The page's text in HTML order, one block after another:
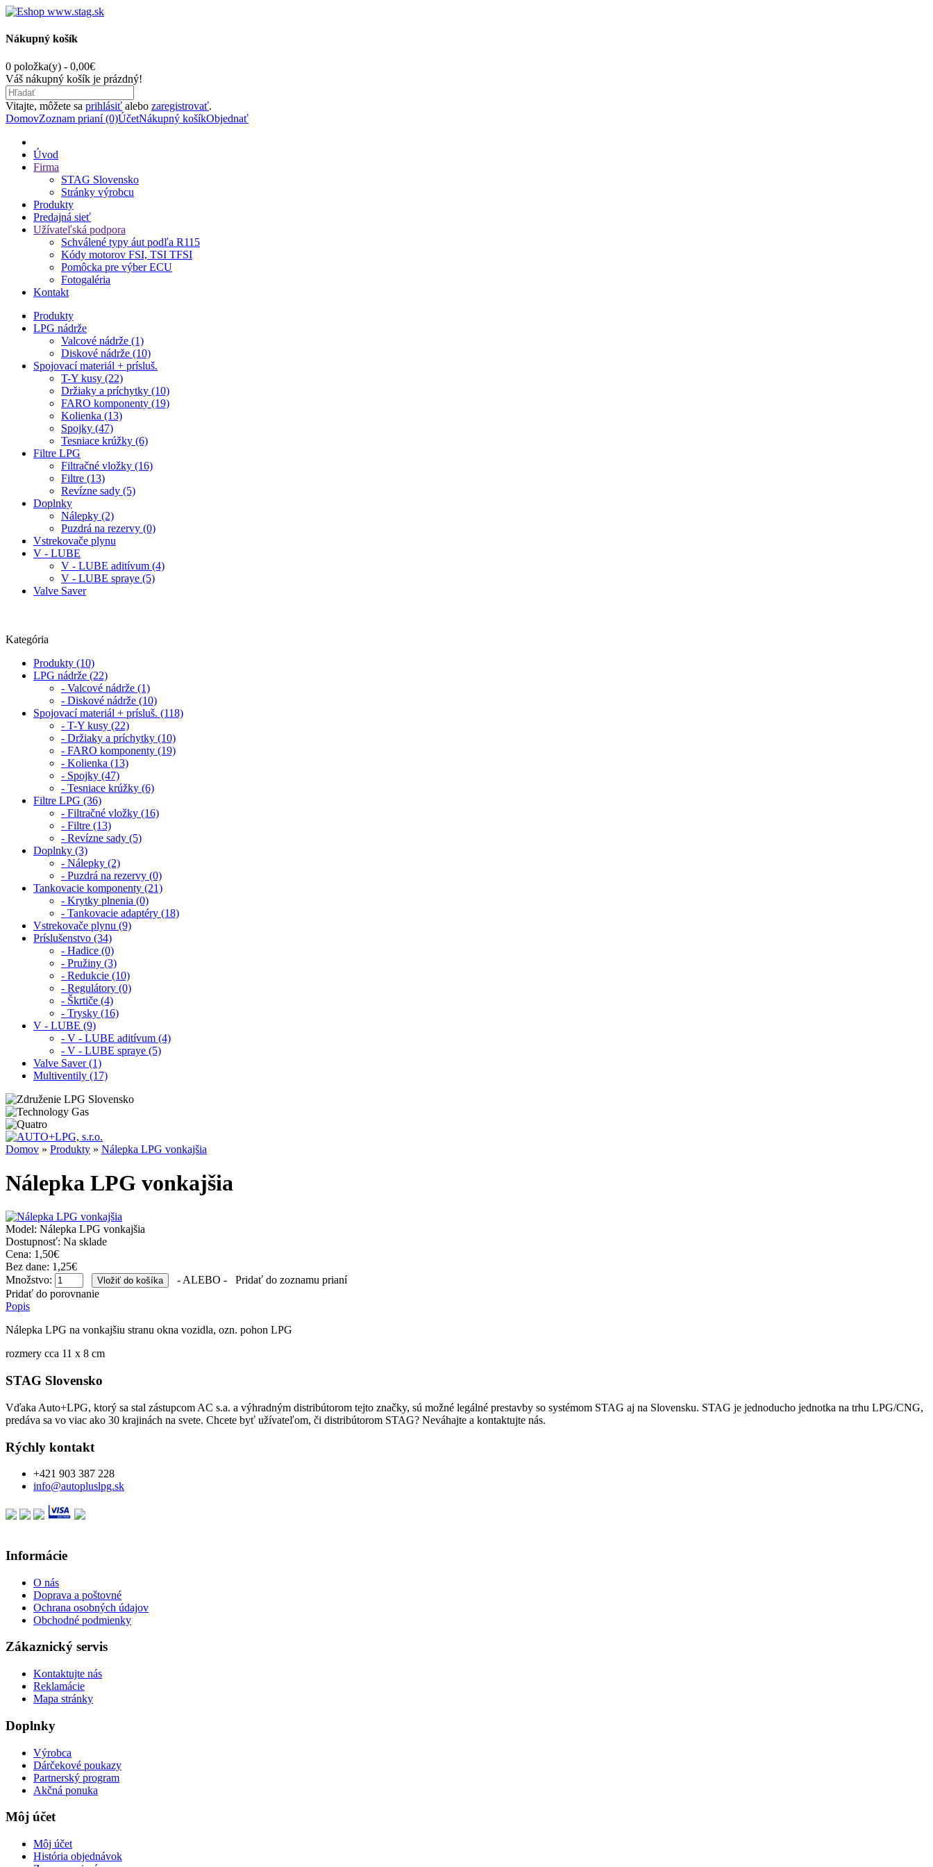
Nákupný košík
0 položka(y) - 0,00€
Váš nákupný košík je prázdný!
Vitajte, môžete sa prihlásiť alebo zaregistrovať.
DomovZoznam prianí (0)ÚčetNákupný košíkObjednať
Úvod
Firma
STAG Slovensko
Stránky výrobcu
Produkty
Predajná sieť
Užívateľská podpora
Schválené typy áut podľa R115
Kódy motorov FSI, TSI TFSI
Pomôcka pre výber ECU
Fotogaléria
Kontakt
Produkty
LPG nádrže
Valcové nádrže (1)
Diskové nádrže (10)
Spojovací materiál + prísluš.
T-Y kusy (22)
Držiaky a príchytky (10)
FARO komponenty (19)
Kolienka (13)
Spojky (47)
Tesniace krúžky (6)
Filtre LPG
Filtračné vložky (16)
Filtre (13)
Revízne sady (5)
Doplnky
Nálepky (2)
Puzdrá na rezervy (0)
Vstrekovače plynu
V - LUBE
V - LUBE aditívum (4)
V - LUBE spraye (5)
Valve Saver
Kategória
Produkty (10)
LPG nádrže (22)
- Valcové nádrže (1)
- Diskové nádrže (10)
Spojovací materiál + prísluš. (118)
- T-Y kusy (22)
- Držiaky a príchytky (10)
- FARO komponenty (19)
- Kolienka (13)
- Spojky (47)
- Tesniace krúžky (6)
Filtre LPG (36)
- Filtračné vložky (16)
- Filtre (13)
- Revízne sady (5)
Doplnky (3)
- Nálepky (2)
- Puzdrá na rezervy (0)
Tankovacie komponenty (21)
- Krytky plnenia (0)
- Tankovacie adaptéry (18)
Vstrekovače plynu (9)
Príslušenstvo (34)
- Hadice (0)
- Pružiny (3)
- Redukcie (10)
- Regulátory (0)
- Škrtiče (4)
- Trysky (16)
V - LUBE (9)
- V - LUBE aditívum (4)
- V - LUBE spraye (5)
Valve Saver (1)
Multiventily (17)
Domov » Produkty » Nálepka LPG vonkajšia
Nálepka LPG vonkajšia
Model: Nálepka LPG vonkajšia
Dostupnosť: Na sklade
Cena: 1,50€
Bez dane: 1,25€
Množstvo:
- ALEBO -
Pridať do zoznamu prianí
Pridať do porovnanie
Popis
Nálepka LPG na vonkajšiu stranu okna vozidla, ozn. pohon LPG
rozmery cca 11 x 8 cm
STAG Slovensko
Vďaka Auto+LPG, ktorý sa stal zástupcom AC s.a. a výhradným distribútorom tejto značky, sú možné legálné prestavby so systémom STAG aj na Slovensku. STAG je jednoducho jednotka na trhu LPG/CNG,
predáva sa vo viac ako 30 krajinách na svete. Chcete byť užívateľom, či distribútorom STAG? Neváhajte a kontaktujte nás.
Rýchly kontakt
+421 903 387 228
info@autopluslpg.sk
Informácie
O nás
Doprava a poštovné
Ochrana osobných údajov
Obchodné podmienky
Zákaznický servis
Kontaktujte nás
Reklamácie
Mapa stránky
Doplnky
Výrobca
Dárčekové poukazy
Partnerský program
Akčná ponuka
Môj účet
Môj účet
História objednávok